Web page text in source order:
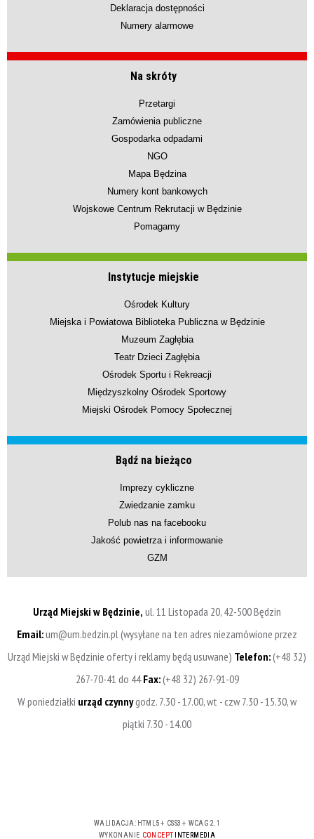
Deklaracja dostępności
Numery alarmowe
Na skróty
Przetargi
Zamówienia publiczne
Gospodarka odpadami
NGO
Mapa Będzina
Numery kont bankowych
Wojskowe Centrum Rekrutacji w Będzinie
Pomagamy
Instytucje miejskie
Ośrodek Kultury
Miejska i Powiatowa Biblioteka Publiczna w Będzinie
Muzeum Zagłębia
Teatr Dzieci Zagłębia
Ośrodek Sportu i Rekreacji
Międzyszkolny Ośrodek Sportowy
Miejski Ośrodek Pomocy Społecznej
Bądź na bieżąco
Imprezy cykliczne
Zwiedzanie zamku
Polub nas na facebooku
Jakość powietrza i informowanie
GZM
Urząd Miejski w Będzinie, ul. 11 Listopada 20, 42-500 Będzin
Email:um@um.bedzin.pl (wysyłane na ten adres niezamówione przez
Urząd Miejski w Będzinie oferty i reklamy będą usuwane) Telefon:(+48 32)
267-70-41 do 44Fax:(+48 32) 267-91-09
W poniedziałki urząd czynnygodz. 7.30 - 17.00, wt - czw 7.30 - 15.30, w
piątki 7.30 - 14.00
WALIDACJA: HTML5+ CSS3 + WCAG 2.1
WYKONANIE CONCEPT INTERMEDIA